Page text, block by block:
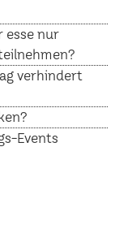
esse nur
verhindert
Events